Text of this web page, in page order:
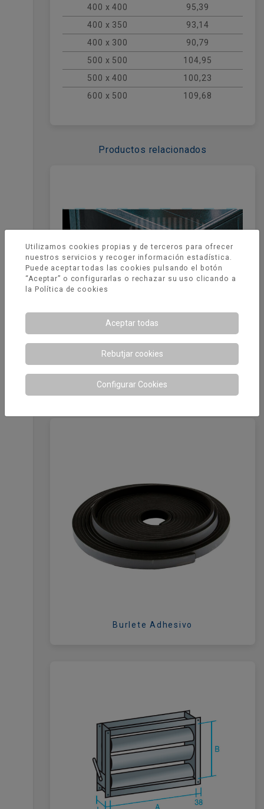
nuestras referencias estándar,
disponemos de laopción de fabricación a
medidapara adaptarnos a cualquier
sección específica de tu conducto. Para
dimensiones especiales o configuraciones
personalizadas,consultar precios
directamente con nuestro equipo
comercial para obtener una solución
400 x 400
95,39
400 x 350
93,14
400 x 300
90,79
500 x 500
104,95
500 x 400
100,23
600 x 500
109,68
Productos relacionados
Aislamiento térmico adhesivo interior
o exterior
Burlete Adhesivo
Utilizamos cookies propias y de terceros para ofrecer
nuestros servicios y recoger información estadística.
Puede aceptar todas las cookies pulsando el botón
“Aceptar” o configurarlas o rechazar su uso clicando a
la Política de cookies
Aceptar todas
Rebutjar cookies
Configurar Cookies